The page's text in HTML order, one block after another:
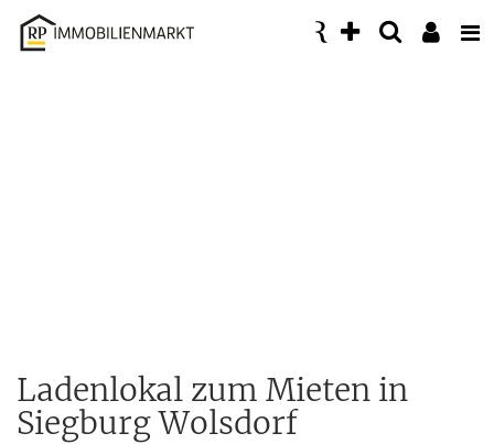
Accessibility
Modus
Ladenlokal zum Mieten in
Siegburg Wolsdorf